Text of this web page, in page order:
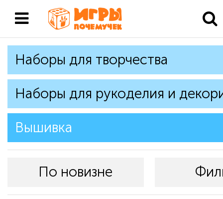
Наборы для творчества
Наборы для рукоделия и
Вышивка
По новизне